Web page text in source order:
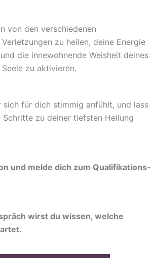
von den verschiedenen
zu heilen, deine Energie
die innewohnende Weisheit deines
zu aktivieren.
sich für dich stimmig anfühlt, und lass
Schritte zu deiner tiefsten Heilung
und melde dich zum Qualifikations-
wirst du wissen, welche